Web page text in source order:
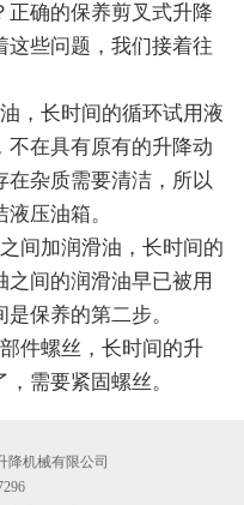
正确的保养剪叉式升降
这些问题，我们接着往
，长时间的循环试用液
不在具有原有的升降动
在杂质需要清洁，所以
压油箱。
间加润滑油，长时间的
间的润滑油早已被用
保养的第二步。
件螺丝，长时间的升
需要紧固螺丝。
降机械有限公司